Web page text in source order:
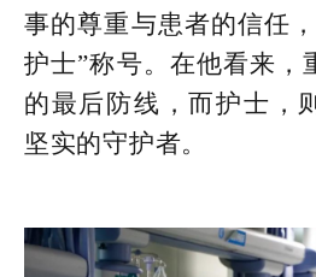
事的尊重与患者的信任
护士”称号。在他看来，
的最后防线，而护士，
坚实的守护者。